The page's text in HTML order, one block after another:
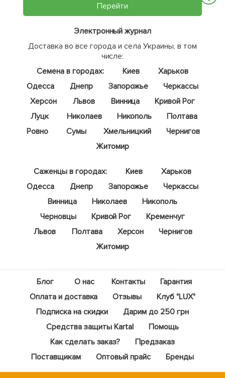
Перейти
Электронный журнал
Доставка во все города и села Украины, в том
числе:
Семена в городах:
Киев
Харьков
Одесса
Днепр Запорожье
Черкассы
Херсон
Львов Винница
Кривой Рог
Луцк
Николаев Никополь
Полтава
Ровно
Сумы Хмельницкий
Чернигов
Житомир
Саженцы в городах: Киев
Харьков
Одесса
Днепр Запорожье
Черкассы
Винница
Николаев
Никополь
Черновцы
Кривой Рог
Кременчуг
Львов
Полтава Херсон
Чернигов
Житомир
Блог О нас Контакты
Гарантия
Оплата и доставка
Отзывы
Клуб "LUX"
Подписка на скидки
Дарим до 250 грн
Средства защиты Kartal
Помощь
Как сделать заказ?
Предзаказ
Поставщикам
Оптовый прайс Бренды